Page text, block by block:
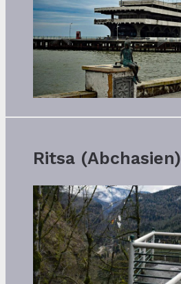
Ritsa (Abchasien)